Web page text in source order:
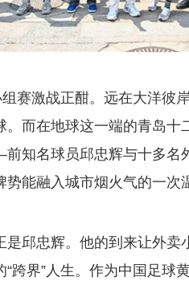
赛激战正酣。远在大洋彼
而在地球这一端的青岛
知名球员邱忠辉与十多名
能融入城市烟火气的一次
是邱忠辉。他的到来让外
跨界”人生。作为中国足球